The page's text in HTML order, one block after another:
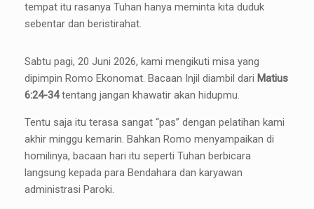
tempat itu rasanya Tuhan hanya meminta kita duduk
sebentar dan beristirahat.
Sabtu pagi, 20 Juni 2026, kami mengikuti misa yang
dipimpin Romo Ekonomat. Bacaan Injil diambil dari Matius
6:24-34tentang jangan khawatir akan hidupmu.
Tentu saja itu terasa sangat “pas” dengan pelatihan kami
akhir minggu kemarin. Bahkan Romo menyampaikan di
homilinya, bacaan hari itu seperti Tuhan berbicara
langsung kepada para Bendahara dan karyawan
administrasi Paroki.